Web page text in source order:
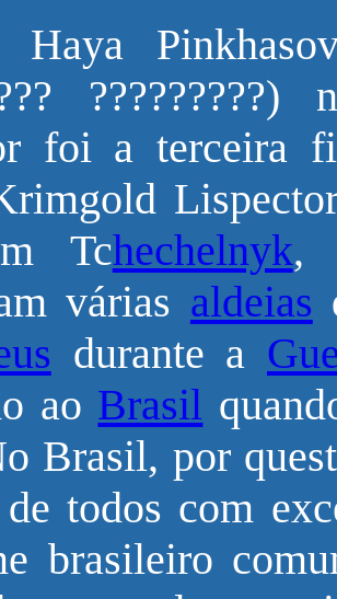
Haya
foi a terceira
Tchechelnyk,
várias aldeias
durante a
ao Brasil
Brasil, por
todos com
brasileiro